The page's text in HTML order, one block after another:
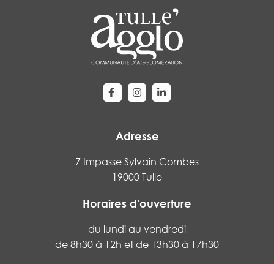
Lien vers le compte Facebook
Lien vers le compte Instagram
Lien vers le compte
Adresse
7 Impasse Sylvain Combes
19000 Tulle
Horaires d'ouverture
du lundi au vendredi
de 8h30 à 12h et de 13h30 à 17h30